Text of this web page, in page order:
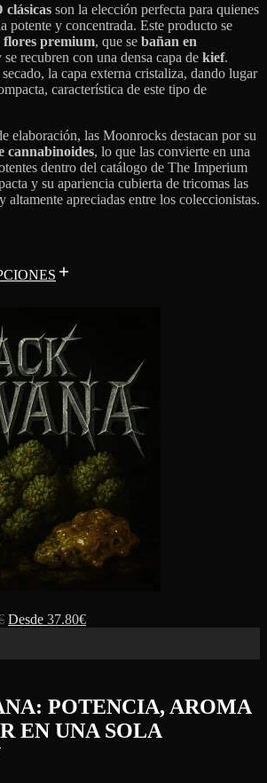
son la elección perfecta para quienes
potente y concentrada. Este producto se
flores premium, que se bañan en
se recubren con una densa capa de kief.
la capa externa cristaliza, dando lugar
característica de este tipo de
elaboración, las Moonrocks destacan por su
cannabinoides, lo que las convierte en una
dentro del catálogo de The Imperium
y su apariencia cubierta de tricomas las
altamente apreciadas entre los coleccionistas.
Desde 37.80€
POTENCIA, AROMA
EN UNA SOLA